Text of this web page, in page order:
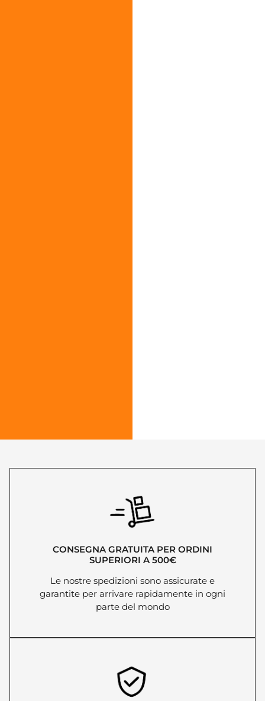
CONSEGNA GRATUITA PER ORDINI
SUPERIORI A 500€
Le nostre spedizioni sono assicurate e
garantite per arrivare rapidamente in ogni
parte del mondo